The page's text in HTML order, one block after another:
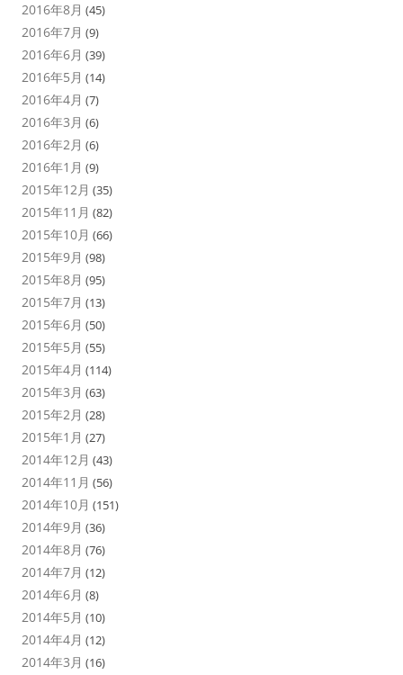
2016年8月 (45)
2016年7月 (9)
2016年6月 (39)
2016年5月 (14)
2016年4月 (7)
2016年3月 (6)
2016年2月 (6)
2016年1月 (9)
2015年12月 (35)
2015年11月 (82)
2015年10月 (66)
2015年9月 (98)
2015年8月 (95)
2015年7月 (13)
2015年6月 (50)
2015年5月 (55)
2015年4月 (114)
2015年3月 (63)
2015年2月 (28)
2015年1月 (27)
2014年12月 (43)
2014年11月 (56)
2014年10月 (151)
2014年9月 (36)
2014年8月 (76)
2014年7月 (12)
2014年6月 (8)
2014年5月 (10)
2014年4月 (12)
2014年3月 (16)